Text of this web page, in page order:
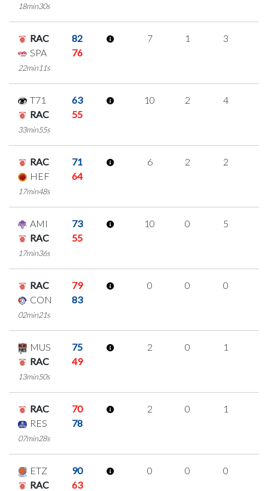
18min30s
RAC
82
SPA
76
22min11s
7 1 3
T71
63
RAC
55
33min55s
10 2 4
RAC
71
HEF
64
17min48s
6 2 2
AMI
73
RAC
55
17min36s
10 0 5
RAC
79
CON
83
02min21s
0 0 0
MUS
75
RAC
49
13min50s
2 0 1
RAC
70
RES
78
07min28s
2 0 1
ETZ
90
RAC
63
0 0 0